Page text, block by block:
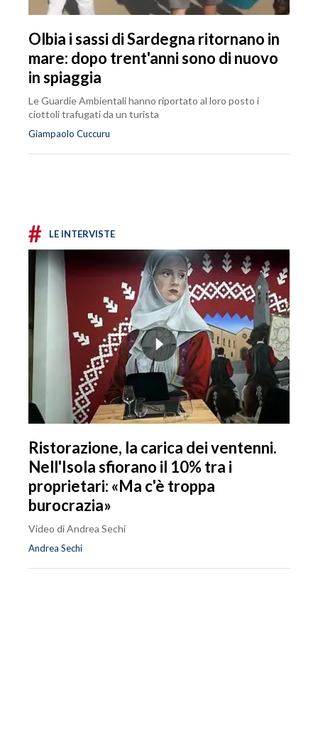
Olbia i sassi di Sardegna ritornano in
mare: dopo trent'anni sono di nuovo
in spiaggia
Le Guardie Ambientali hanno riportato al loro posto i
ciottoli trafugati da un turista
Giampaolo Cuccuru
# LE INTERVISTE
Ristorazione, la carica dei ventenni.
Nell'Isola sfiorano il 10% tra i
proprietari: «Ma c'è troppa
burocrazia»
Video di Andrea Sechi
Andrea Sechi